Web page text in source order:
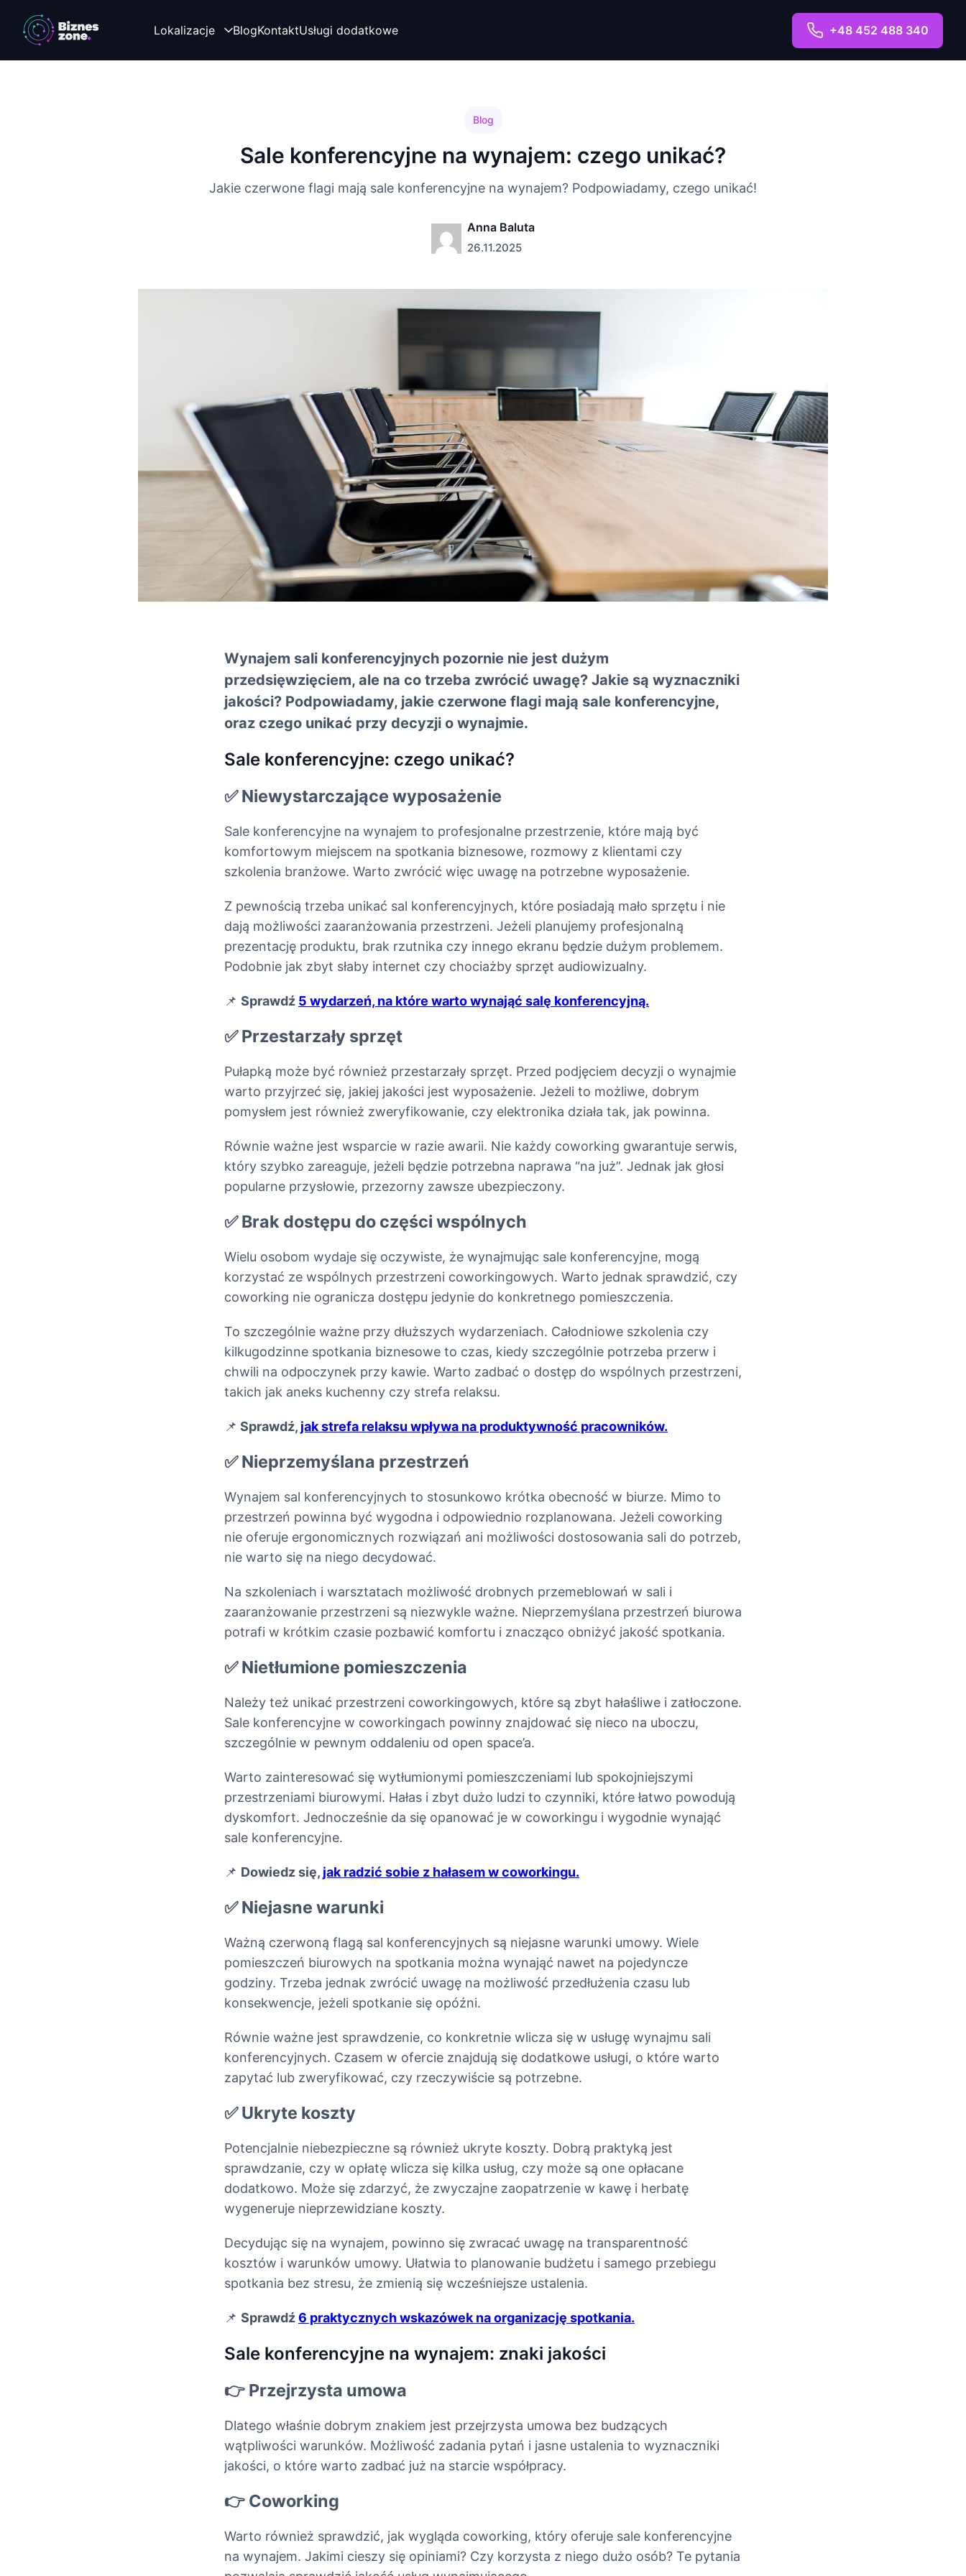
Lokalizacje BlogKontaktUsługi dodatkowe +48 452 488 340
Blog
Sale konferencyjne na wynajem: czego unikać?
Jakie czerwone flagi mają sale konferencyjne na wynajem? Podpowiadamy, czego unikać!
Anna Baluta
26.11.2025
Wynajem sali konferencyjnych pozornie nie jest dużym
przedsięwzięciem, ale na co trzeba zwrócić uwagę? Jakie są wyznaczniki
jakości? Podpowiadamy, jakie czerwone flagi mają sale konferencyjne,
oraz czego unikać przy decyzji o wynajmie.
Sale konferencyjne: czego unikać?
✅ Niewystarczające wyposażenie
Sale konferencyjne na wynajem to profesjonalne przestrzenie, które mają być
komfortowym miejscem na spotkania biznesowe, rozmowy z klientami czy
szkolenia branżowe. Warto zwrócić więc uwagę na potrzebne wyposażenie.
Z pewnością trzeba unikać sal konferencyjnych, które posiadają mało sprzętu i nie
dają możliwości zaaranżowania przestrzeni. Jeżeli planujemy profesjonalną
prezentację produktu, brak rzutnika czy innego ekranu będzie dużym problemem.
Podobnie jak zbyt słaby internet czy chociażby sprzęt audiowizualny.
📌 Sprawdź 5 wydarzeń, na które warto wynająć salę konferencyjną.
✅ Przestarzały sprzęt
Pułapką może być również przestarzały sprzęt. Przed podjęciem decyzji o wynajmie
warto przyjrzeć się, jakiej jakości jest wyposażenie. Jeżeli to możliwe, dobrym
pomysłem jest również zweryfikowanie, czy elektronika działa tak, jak powinna.
Równie ważne jest wsparcie w razie awarii. Nie każdy coworking gwarantuje serwis,
który szybko zareaguje, jeżeli będzie potrzebna naprawa “na już”. Jednak jak głosi
popularne przysłowie, przezorny zawsze ubezpieczony.
✅ Brak dostępu do części wspólnych
Wielu osobom wydaje się oczywiste, że wynajmując sale konferencyjne, mogą
korzystać ze wspólnych przestrzeni coworkingowych. Warto jednak sprawdzić, czy
coworking nie ogranicza dostępu jedynie do konkretnego pomieszczenia.
To szczególnie ważne przy dłuższych wydarzeniach. Całodniowe szkolenia czy
kilkugodzinne spotkania biznesowe to czas, kiedy szczególnie potrzeba przerw i
chwili na odpoczynek przy kawie. Warto zadbać o dostęp do wspólnych przestrzeni,
takich jak aneks kuchenny czy strefa relaksu.
📌 Sprawdź, jak strefa relaksu wpływa na produktywność pracowników.
✅ Nieprzemyślana przestrzeń
Wynajem sal konferencyjnych to stosunkowo krótka obecność w biurze. Mimo to
przestrzeń powinna być wygodna i odpowiednio rozplanowana. Jeżeli coworking
nie oferuje ergonomicznych rozwiązań ani możliwości dostosowania sali do potrzeb,
nie warto się na niego decydować.
Na szkoleniach i warsztatach możliwość drobnych przemeblowań w sali i
zaaranżowanie przestrzeni są niezwykle ważne. Nieprzemyślana przestrzeń biurowa
potrafi w krótkim czasie pozbawić komfortu i znacząco obniżyć jakość spotkania.
✅ Nietłumione pomieszczenia
Należy też unikać przestrzeni coworkingowych, które są zbyt hałaśliwe i zatłoczone.
Sale konferencyjne w coworkingach powinny znajdować się nieco na uboczu,
szczególnie w pewnym oddaleniu od open space’a.
Warto zainteresować się wytłumionymi pomieszczeniami lub spokojniejszymi
przestrzeniami biurowymi. Hałas i zbyt dużo ludzi to czynniki, które łatwo powodują
dyskomfort. Jednocześnie da się opanować je w coworkingu i wygodnie wynająć
sale konferencyjne.
📌 Dowiedz się, jak radzić sobie z hałasem w coworkingu.
✅ Niejasne warunki
Ważną czerwoną flagą sal konferencyjnych są niejasne warunki umowy. Wiele
pomieszczeń biurowych na spotkania można wynająć nawet na pojedyncze
godziny. Trzeba jednak zwrócić uwagę na możliwość przedłużenia czasu lub
konsekwencje, jeżeli spotkanie się opóźni.
Równie ważne jest sprawdzenie, co konkretnie wlicza się w usługę wynajmu sali
konferencyjnych. Czasem w ofercie znajdują się dodatkowe usługi, o które warto
zapytać lub zweryfikować, czy rzeczywiście są potrzebne.
✅ Ukryte koszty
Potencjalnie niebezpieczne są również ukryte koszty. Dobrą praktyką jest
sprawdzanie, czy w opłatę wlicza się kilka usług, czy może są one opłacane
dodatkowo. Może się zdarzyć, że zwyczajne zaopatrzenie w kawę i herbatę
wygeneruje nieprzewidziane koszty.
Decydując się na wynajem, powinno się zwracać uwagę na transparentność
kosztów i warunków umowy. Ułatwia to planowanie budżetu i samego przebiegu
spotkania bez stresu, że zmienią się wcześniejsze ustalenia.
📌 Sprawdź6 praktycznych wskazówek na organizację spotkania.
Sale konferencyjne na wynajem: znaki jakości
👉 Przejrzysta umowa
Dlatego właśnie dobrym znakiem jest przejrzysta umowa bez budzących
wątpliwości warunków. Możliwość zadania pytań i jasne ustalenia to wyznaczniki
jakości, o które warto zadbać już na starcie współpracy.
👉 Coworking
Warto również sprawdzić, jak wygląda coworking, który oferuje sale konferencyjne
na wynajem. Jakimi cieszy się opiniami? Czy korzysta z niego dużo osób? Te pytania